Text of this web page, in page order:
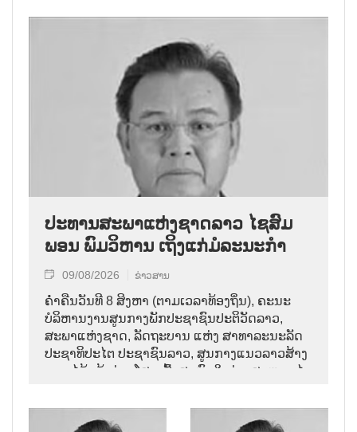
ປະທານສະພາແຫ່ງຊາດລາວ ໄຊສົມ
ພອນ ພົມວິຫານ ເຖິງແກ່ມໍລະນະກຳ
09/08/2026 ຂ່າວສານ
ຄ່ຳຄືນວັນທີ 8 ສິງຫາ (ຕາມເວລາທ້ອງຖິ່ນ), ຄະນະ
ບໍລິຫານງານສູນກາງພັກປະຊາຊົນປະຕິວັດລາວ,
ສະພາແຫ່ງຊາດ, ລັດຖະບານ ແຫ່ງ ສາທາລະນະລັດ
ປະຊາທິປະໄຕ ປະຊາຊົນລາວ, ສູນກາງແນວລາວສ້າງ
ຊາດ ໄດ້ແຈ້ງຂ່າວໂສກເສົ້າສະຫຼົດໃຈວ່າ: ສະຫາຍ ໄຊ
ໄດ້ເຖິງແກ່ມໍລະນະກຳ ໃນອາຍຸ 70 ປີ, ຫຼັງຈາກປ່ວຍ
ຮ້າຍແຮງມາເປັນໄລຍະໜຶ່ງ.